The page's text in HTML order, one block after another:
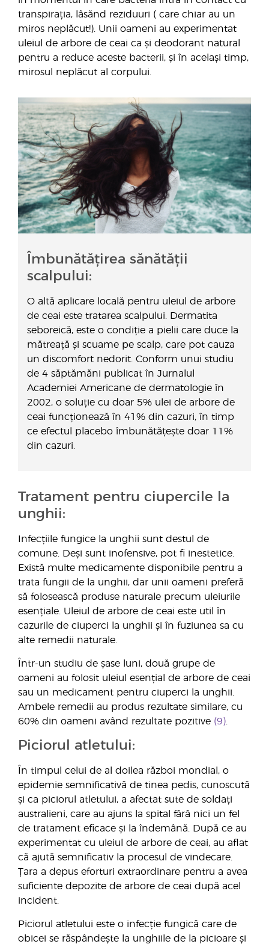
transpirația, lâsănd reziduuri ( care chiar au un
miros neplăcut!). Unii oameni au experimentat
uleiul de arbore de ceai ca și deodorant natural
pentru a reduce aceste bacterii, și în același timp,
mirosul neplăcut al corpului.
Îmbunătățirea sănătății
scalpului:
O altă aplicare locală pentru uleiul de arbore
de ceai este tratarea scalpului. Dermatita
seboreică, este o condiție a pielii care duce la
mătreață și scuame pe scalp, care pot cauza
un discomfort nedorit. Conform unui studiu
de 4 săptămăni publicat în Jurnalul
Academiei Americane de dermatologie în
2002, o soluție cu doar 5% ulei de arbore de
ceai funcționează în 41% din cazuri, în timp
ce efectul placebo îmbunătățește doar 11%
din cazuri.
Tratament pentru ciupercile la
unghii:
Infecțiile fungice la unghii sunt destul de
comune. Deși sunt inofensive, pot fi inestetice.
Există multe medicamente disponibile pentru a
trata fungii de la unghii, dar unii oameni preferă
să folosească produse naturale precum uleiurile
esențiale. Uleiul de arbore de ceai este util în
cazurile de ciuperci la unghii și în fuziunea sa cu
alte remedii naturale.
Într-un studiu de șase luni, două grupe de
oameni au folosit uleiul esențial de arbore de ceai
sau un medicament pentru ciuperci la unghii.
Ambele remedii au produs rezultate similare, cu
60% din oameni având rezultate pozitive (9)
Piciorul atletului:
În timpul celui de al doilea război mondial, o
epidemie semnificativă de tinea pedis, cunoscută
și ca piciorul atletului, a afectat sute de soldați
australieni, care au ajuns la spital fără nici un fel
de tratament eficace și la îndemână. După ce au
experimentat cu uleiul de arbore de ceai, au aflat
că ajută semnificativ la procesul de vindecare.
Țara a depus eforturi extraordinare pentru a avea
suficiente depozite de arbore de ceai după acel
incident.
Piciorul atletului este o infecție fungică care de
obicei se răspândește la unghiile de la picioare și